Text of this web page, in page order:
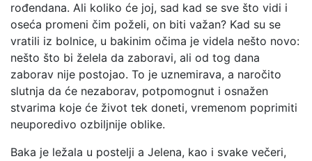
rođendana. Ali koliko će joj, sad kad se sve što vidi i
oseća promeni čim poželi, on biti važan? Kad su se
vratili iz bolnice, u bakinim očima je videla nešto novo:
nešto što bi želela da zaboravi, ali od tog dana
zaborav nije postojao. To je uznemirava, a naročito
slutnja da će nezaborav, potpomognut i osnažen
stvarima koje će život tek doneti, vremenom poprimiti
neuporedivo ozbiljnije oblike.
Baka je ležala u postelji a Jelena, kao i svake večeri,